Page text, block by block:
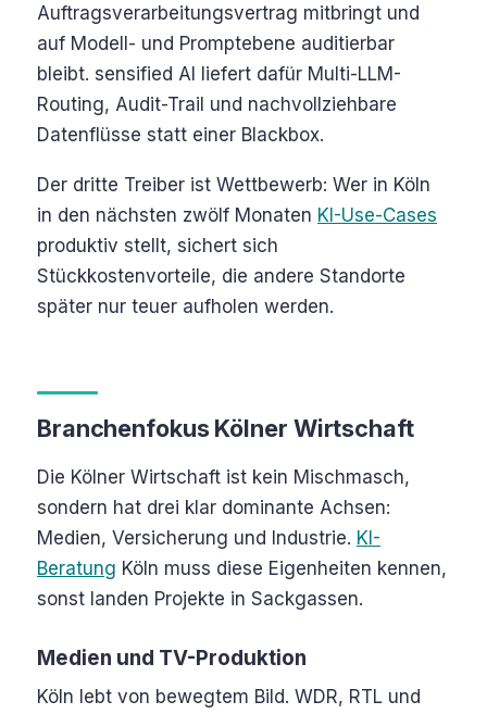
Auftragsverarbeitungsvertrag mitbringt und
auf Modell- und Promptebene auditierbar
bleibt. sensified AI liefert dafür Multi-LLM-
Routing, Audit-Trail und nachvollziehbare
Datenflüsse statt einer Blackbox.
Der dritte Treiber ist Wettbewerb: Wer in Köln
in den nächsten zwölf Monaten KI-Use-Cases
produktiv stellt, sichert sich
Stückkostenvorteile, die andere Standorte
später nur teuer aufholen werden.
Branchenfokus Kölner Wirtschaft
Die Kölner Wirtschaft ist kein Mischmasch,
sondern hat drei klar dominante Achsen:
Medien, Versicherung und Industrie. KI-
Beratung Köln muss diese Eigenheiten kennen,
sonst landen Projekte in Sackgassen.
Medien und TV-Produktion
Köln lebt von bewegtem Bild. WDR, RTL und